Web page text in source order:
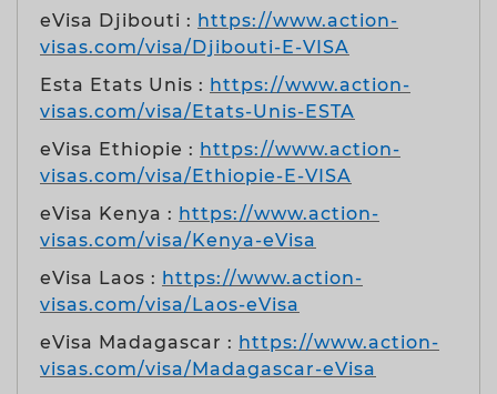
eVisa Djibouti : https://www.action-
visas.com/visa/Djibouti-E-VISA
Esta Etats Unis : https://www.action-
visas.com/visa/Etats-Unis-ESTA
eVisa Ethiopie : https://www.action-
visas.com/visa/Ethiopie-E-VISA
eVisa Kenya : https://www.action-
visas.com/visa/Kenya-eVisa
eVisa Laos : https://www.action-
visas.com/visa/Laos-eVisa
eVisa Madagascar : https://www.action-
visas.com/visa/Madagascar-eVisa